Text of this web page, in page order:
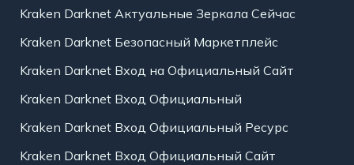
Kraken Darknet Актуальные Зеркала Сейчас
Kraken Darknet Безопасный Маркетплейс
Kraken Darknet Вход на Официальный Сайт
Kraken Darknet Вход Официальный
Kraken Darknet Вход Официальный Ресурс
Kraken Darknet Вход Официальный Сайт